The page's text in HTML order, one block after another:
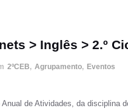
> Inglês > 2.º
2ºCEB, Agrupamento, Eventos
Anual de Atividades, da disciplina